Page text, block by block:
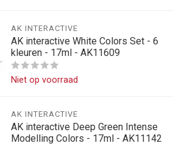
AK INTERACTIVE
AK interactive White Colors Set - 6
kleuren - 17ml - AK11609
Niet op voorraad
AK INTERACTIVE
AK interactive Deep Green Intense
Modelling Colors - 17ml - AK11142